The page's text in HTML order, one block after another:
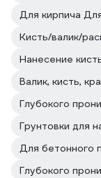
Для кирпича
Кисть/валик/
Валик, кисть,
Глубокого
Грунтовки для
Для бетонного
Глубокого